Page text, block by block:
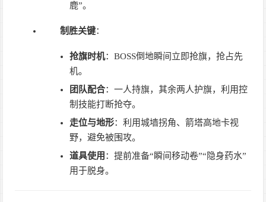
鹿”。
制胜关键：
抢旗时机：BOSS倒地瞬间立即抢旗，抢占先
机。
团队配合：一人持旗，其余两人护旗，利用控
制技能打断抢夺。
走位与地形：利用城墙拐角、箭塔高地卡视
野，避免被围攻。
道具使用 ：提前准备“瞬间移动卷”“隐身药水”
用于脱身。